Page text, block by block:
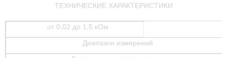
ТЕХНИЧЕСКИЕ ХАРАКТЕРИСТИКИ
Диапазон измерений
от 0,02 до 1,5 кОм